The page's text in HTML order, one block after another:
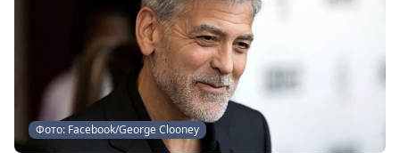
Фото: Facebook/George Clooney